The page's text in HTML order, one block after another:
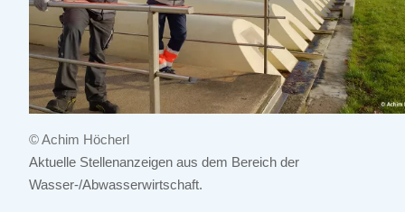
© Achim Höcherl
Aktuelle Stellenanzeigen aus dem Bereich der
Wasser-/Abwasserwirtschaft.